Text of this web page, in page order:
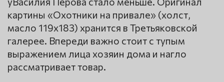
картины «Охотники на привале» (холст,
масло 119х183) хранится в Третьяковской
галерее. Впереди важно стоит с тупым
выражением лица хозяин дома и нагло
рассматривает товар.